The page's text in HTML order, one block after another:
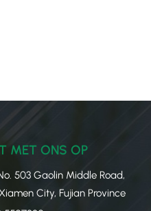
MET ONS OP
503 Gaolin Middle Road,
City, Fujian Province